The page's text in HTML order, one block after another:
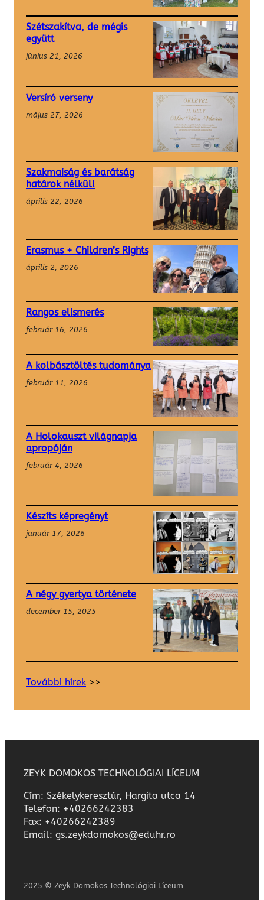
Szétszakítva, de mégis
együtt
június 21, 2026
Versíró verseny
május 27, 2026
Szakmaiság és barátság
határok nélkül!
április 22, 2026
Erasmus + Children’s Rights
április 2, 2026
Rangos elismerés
február 16, 2026
A kolbásztöltés tudománya
február 11, 2026
A Holokauszt világnapja
apropóján
február 4, 2026
Készíts képregényt
január 17, 2026
A négy gyertya története
december 15, 2025
További hírek >>
ZEYK DOMOKOS TECHNOLÓGIAI LÍCEUM
Cím: Székelykeresztúr, Hargita utca 14
Telefon: +40266242383
Fax: +40266242389
Email: gs.zeykdomokos@eduhr.ro
2025 © Zeyk Domokos Technológiai Líceum